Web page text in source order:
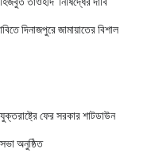
দিনাজপুরে জামায়াতের বিশাল
ফের সরকার শাটডাউন
অনুষ্ঠিত